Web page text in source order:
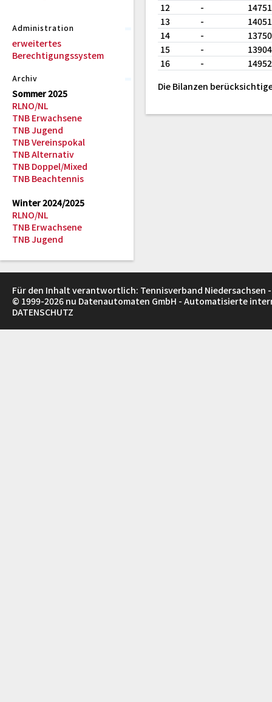
Administration
erweitertes
Berechtigungssystem
Archiv
Sommer 2025
RLNO/NL
TNB Erwachsene
TNB Jugend
TNB Vereinspokal
TNB Alternativ
TNB Doppel/Mixed
TNB Beachtennis
Winter 2024/2025
RLNO/NL
TNB Erwachsene
TNB Jugend
12
-
13
-
14
-
15
-
16
-
Die Bilanzen
Für den Inhalt verantwortlich: Tennisverband Niedersachsen -
© 1999-2026 nu Datenautomaten GmbH - Automatisierte
DATENSCHUTZ